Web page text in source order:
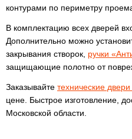
контурами по периметру
В комплектацию всех дверей
Дополнительно можно
закрывания створок, ручки
защищающие полотно от
Заказывайте технические
цене. Быстрое изготовление,
Московской области.